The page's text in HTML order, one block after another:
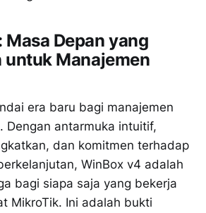
Masa Depan yang
untuk Manajemen
era baru bagi manajemen
Dengan antarmuka intuitif,
dan komitmen terhadap
WinBox v4 adalah
bagi siapa saja yang bekerja
MikroTik. Ini adalah bukti